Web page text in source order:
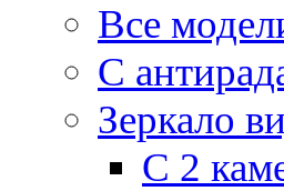
Все
C
Зеркало
С 2